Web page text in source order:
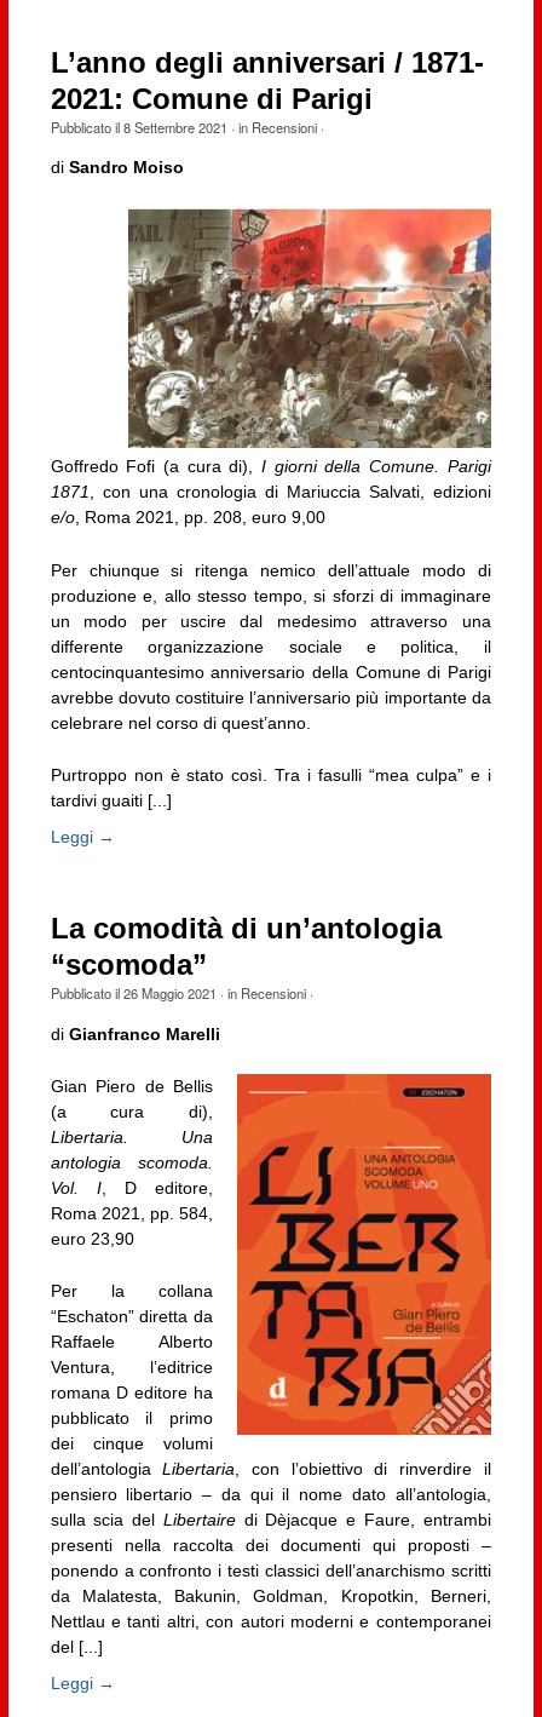
L’anno degli anniversari / 1871-
2021: Comune di Parigi
Pubblicato il8 Settembre 2021 · in Recensioni·
di Sandro Moiso
Goffredo Fofi (a cura di),I giorni della Comune. Parigi
1871, con una cronologia di Mariuccia Salvati, edizioni
e/o, Roma 2021, pp. 208, euro 9,00
Per chiunque si ritenga nemico dell’attuale modo di
produzione e, allo stesso tempo, si sforzi di immaginare
un modo per uscire dal medesimo attraverso una
differente organizzazione sociale e politica, il
centocinquantesimo anniversario della Comune di Parigi
avrebbe dovuto costituire l’anniversario più importante da
celebrare nel corso di quest’anno.
Purtroppo non è stato così. Tra i fasulli “mea culpa” e i
tardivi guaiti [...]
Leggi →
La comodità di un’antologia
“scomoda”
Pubblicato il26 Maggio 2021 · in Recensioni·
di Gianfranco Marelli
Gian Piero de Bellis
(a cura di),
Libertaria. Una
antologia scomoda.
Vol. I, D editore,
Roma 2021, pp. 584,
euro 23,90
Per la collana
“Eschaton” diretta da
Raffaele Alberto
Ventura, l’editrice
romana D editore ha
pubblicato il primo
dei cinque volumi
dell’antologiaLibertaria, con l’obiettivo di rinverdire il
pensiero libertario – da qui il nome dato all’antologia,
sulla scia del Libertairedi Dèjacque e Faure, entrambi
presenti nella raccolta dei documenti qui proposti –
ponendo a confronto i testi classici dell’anarchismo scritti
da Malatesta, Bakunin, Goldman, Kropotkin, Berneri,
Nettlau e tanti altri, con autori moderni e contemporanei
del [...]
Leggi →